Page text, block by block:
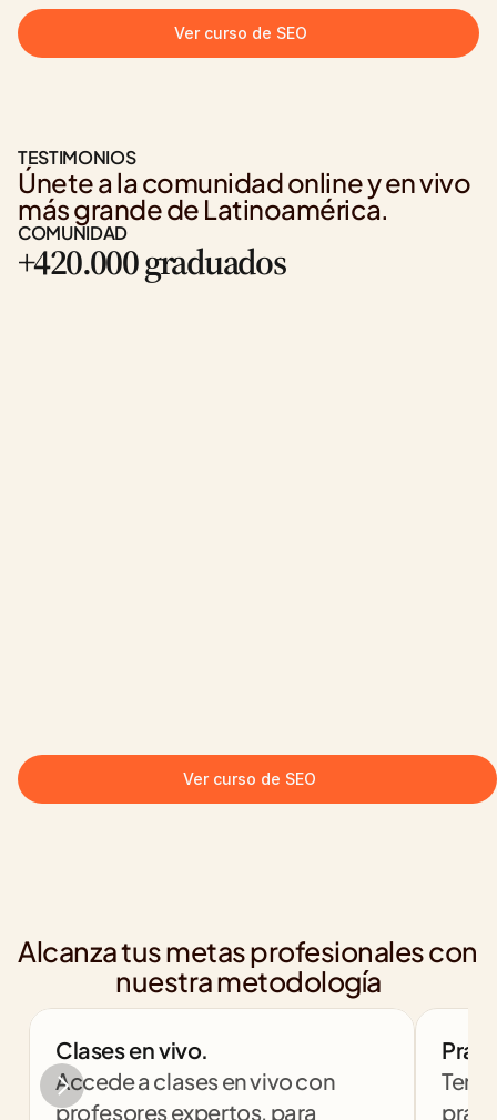
Ver curso de SEO
Alcanza tus metas profesionales con
nuestra metodología
Clases en vivo.
Accede a clases en vivo con
profesores expertos, para
TESTIMONIOS
Únete a la comunidad online y en vivo
más grande de Latinoamérica.
COMUNIDAD
+420.000 graduados
Ver curso de SEO